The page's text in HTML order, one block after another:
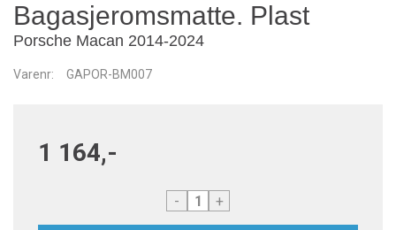
Bagasjeromsmatte. Plast
Porsche Macan 2014-2024
Varenr: GAPOR-BM007
1 164,-
- +